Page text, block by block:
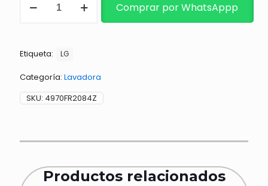
PARA
Comprar por WhatsAppp
Etiqueta: LG
Categoría: Lavadora
SKU: 4970FR2084Z
Productos relacionados